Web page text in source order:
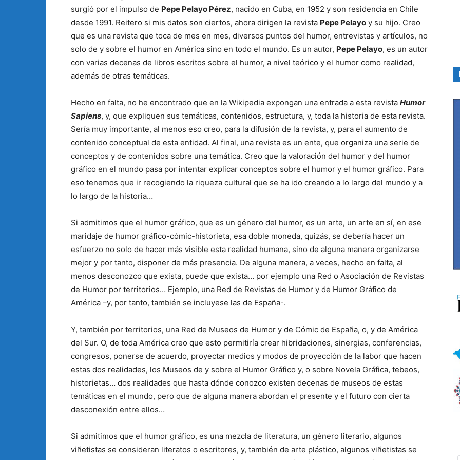
surgió por el impulso de Pepe Pelayo Pérez, nacido en Cuba, en 1952 y son residencia en Chile
desde 1991. Reitero si mis datos son ciertos, ahora dirigen la revista Pepe Pelayo y su hijo. Creo
que es una revista que toca de mes en mes, diversos puntos del humor, entrevistas y artículos, no
solo de y sobre el humor en América sino en todo el mundo. Es un autor, Pepe Pelayo, es un autor
con varias decenas de libros escritos sobre el humor, a nivel teórico y el humor como realidad,
además de otras temáticas.
Hecho en falta, no he encontrado que en la Wikipedia expongan una entrada a esta revista Humor
Sapiens, y, que expliquen sus temáticas, contenidos, estructura, y, toda la historia de esta revista.
Sería muy importante, al menos eso creo, para la difusión de la revista, y, para el aumento de
contenido conceptual de esta entidad. Al final, una revista es un ente, que organiza una serie de
conceptos y de contenidos sobre una temática. Creo que la valoración del humor y del humor
gráfico en el mundo pasa por intentar explicar conceptos sobre el humor y el humor gráfico. Para
eso tenemos que ir recogiendo la riqueza cultural que se ha ido creando a lo largo del mundo y a
lo largo de la historia…
Si admitimos que el humor gráfico, que es un género del humor, es un arte, un arte en sí, en ese
maridaje de humor gráfico-cómic-historieta, esa doble moneda, quizás, se debería hacer un
esfuerzo no solo de hacer más visible esta realidad humana, sino de alguna manera organizarse
mejor y por tanto, disponer de más presencia. De alguna manera, a veces, hecho en falta, al
menos desconozco que exista, puede que exista… por ejemplo una Red o Asociación de Revistas
de Humor por territorios… Ejemplo, una Red de Revistas de Humor y de Humor Gráfico de
América –y, por tanto, también se incluyese las de España-.
Y, también por territorios, una Red de Museos de Humor y de Cómic de España, o, y de América
del Sur. O, de toda América creo que esto permitiría crear hibridaciones, sinergias, conferencias,
congresos, ponerse de acuerdo, proyectar medios y modos de proyección de la labor que hacen
estas dos realidades, los Museos de y sobre el Humor Gráfico y, o sobre Novela Gráfica, tebeos,
historietas… dos realidades que hasta dónde conozco existen decenas de museos de estas
temáticas en el mundo, pero que de alguna manera abordan el presente y el futuro con cierta
desconexión entre ellos…
Si admitimos que el humor gráfico, es una mezcla de literatura, un género literario, algunos
viñetistas se consideran literatos o escritores, y, también de arte plástico, algunos viñetistas se